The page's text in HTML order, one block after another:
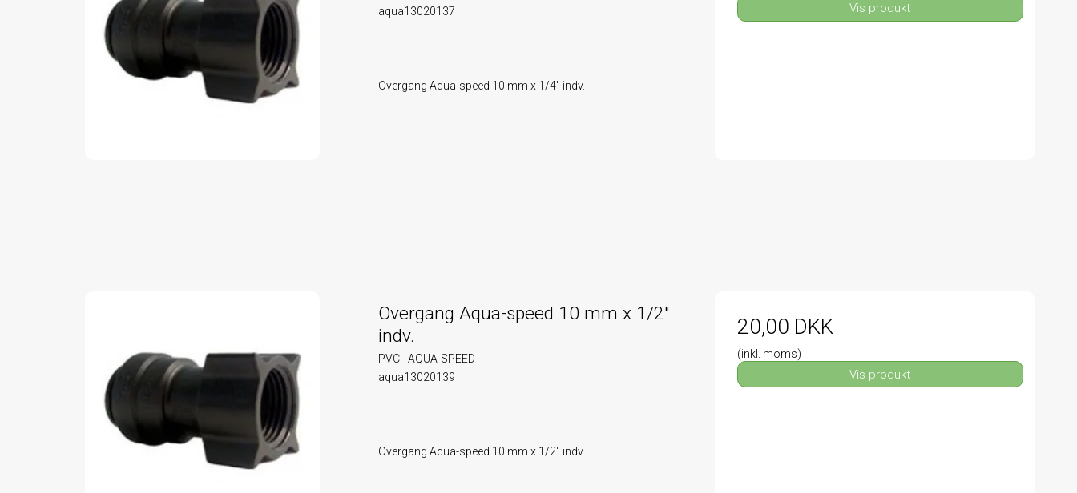
aqua13020137
Overgang Aqua-speed 10 mm x 1/4" indv.
Vis produkt
Overgang Aqua-speed 10 mm x 1/2"
indv.
PVC - AQUA-SPEED
aqua13020139
Overgang Aqua-speed 10 mm x 1/2" indv.
20,00 DKK
(inkl. moms)
Vis produkt